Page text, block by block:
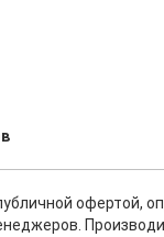
офертой,